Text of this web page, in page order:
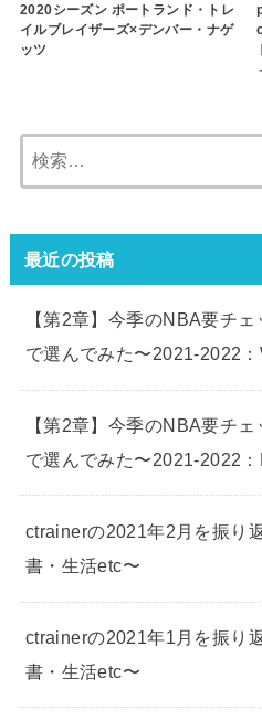
2020シーズン ポートランド・トレ
イルブレイザーズ×デンバー・ナゲ
ッツ
最近の投稿
【第2章】今季のNBA要チ
で選んでみた〜2021-2022
【第2章】今季のNBA要チ
で選んでみた〜2021-2022
ctrainerの2021年2月を振り
書・生活etc〜
ctrainerの2021年1月を振り
書・生活etc〜